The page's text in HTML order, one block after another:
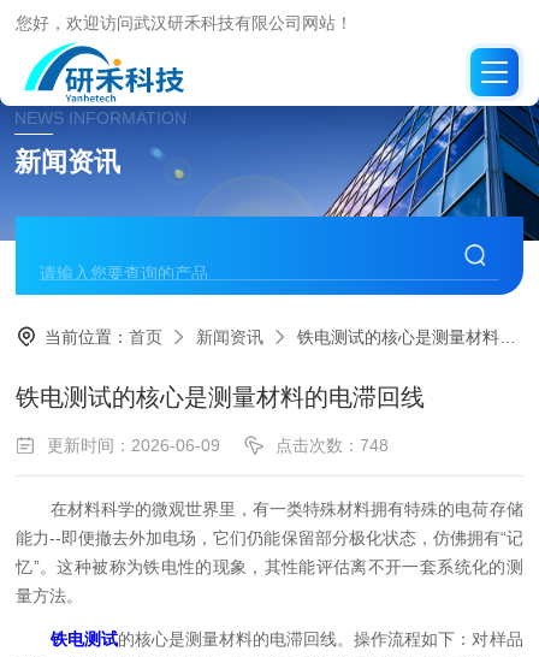
您好，欢迎访问武汉研禾科技有限公司网站！
NEWS INFORMATION
新闻资讯
当前位置：首页 新闻资讯 铁电测试的核心是测量材料的电滞回线
铁电测试的核心是测量材料的电滞回线
更新时间：2026-06-09 点击次数：748
在材料科学的微观世界里，有一类特殊材料拥有特殊的电荷存储
能力--即便撤去外加电场，它们仍能保留部分极化状态，仿佛拥有“记
忆”。这种被称为铁电性的现象，其性能评估离不开一套系统化的测
量方法。
铁电测试的核心是测量材料的电滞回线。操作流程如下：对样品